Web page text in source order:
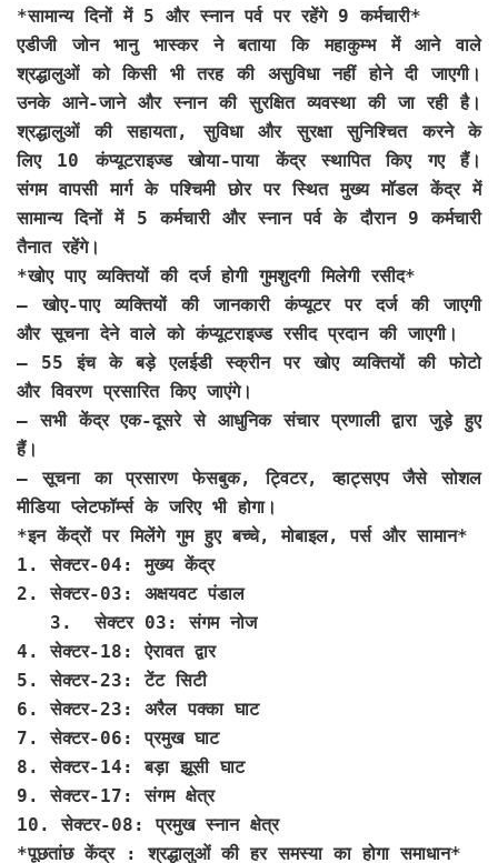
*सामान्य दिनों में 5 और स्नान पर्व पर रहेंगे 9 कर्मचारी*
एडीजी जोन भानु भास्कर ने बताया कि महाकुम्भ में आने वाले
श्रद्धालुओं को किसी भी तरह की असुविधा नहीं होने दी जाएगी।
उनके आने-जाने और स्नान की सुरक्षित व्यवस्था की जा रही है।
श्रद्धालुओं की सहायता, सुविधा और सुरक्षा सुनिश्चित करने के
लिए 10 कंप्यूटराइज्ड खोया-पाया केंद्र स्थापित किए गए हैं।
संगम वापसी मार्ग के पश्चिमी छोर पर स्थित मुख्य मॉडल केंद्र में
सामान्य दिनों में 5 कर्मचारी और स्नान पर्व के दौरान 9 कर्मचारी
तैनात रहेंगे।
*खोए पाए व्यक्तियों की दर्ज होगी गुमशुदगी मिलेगी रसीद*
– खोए-पाए व्यक्तियों की जानकारी कंप्यूटर पर दर्ज की जाएगी
और सूचना देने वाले को कंप्यूटराइज्ड रसीद प्रदान की जाएगी।
– 55 इंच के बड़े एलईडी स्क्रीन पर खोए व्यक्तियों की फोटो
और विवरण प्रसारित किए जाएंगे।
– सभी केंद्र एक-दूसरे से आधुनिक संचार प्रणाली द्वारा जुड़े हुए
हैं।
– सूचना का प्रसारण फेसबुक, ट्विटर, व्हाट्सएप जैसे सोशल
मीडिया प्लेटफॉर्म्स के जरिए भी होगा।
*इन केंद्रों पर मिलेंगे गुम हुए बच्चे, मोबाइल, पर्स और सामान*
1. सेक्टर-04: मुख्य केंद्र
2. सेक्टर-03: अक्षयवट पंडाल
3. सेक्टर 03: संगम नोज
4. सेक्टर-18: ऐरावत द्वार
5. सेक्टर-23: टेंट सिटी
6. सेक्टर-23: अरैल पक्का घाट
7. सेक्टर-06: प्रमुख घाट
8. सेक्टर-14: बड़ा झूसी घाट
9. सेक्टर-17: संगम क्षेत्र
10. सेक्टर-08: प्रमुख स्नान क्षेत्र
*पूछतांछ केंद्र : श्रद्धालुओं की हर समस्या का होगा समाधान*